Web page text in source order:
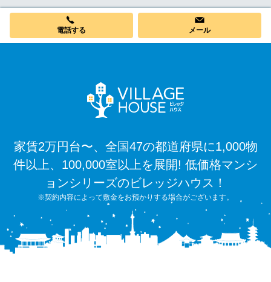
電話する メール
家賃2万円台〜、全国47の都道府県に1,000物
件以上、100,000室以上を展開! 低価格マンシ
ョンシリーズのビレッジハウス！
※契約内容によって敷金をお預かりする場合がございます。